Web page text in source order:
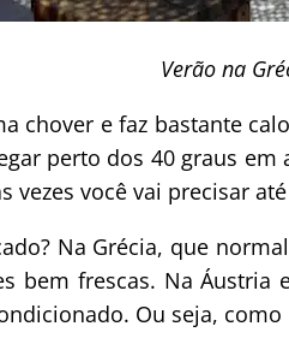
Verão na
chover e faz bastante
perto dos 40 graus
vezes você vai precisar
Na Grécia, que
bem frescas. Na Áustria
Ou seja,